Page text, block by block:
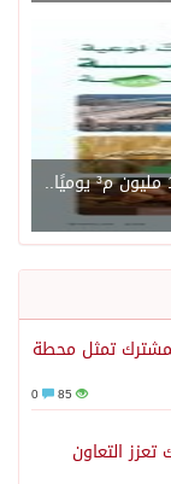
“البيئة”: إمدادات المياه في المملكة تتجاوز 16 مليون م³ يوميًا..
تمثل محطة
85
التعاون